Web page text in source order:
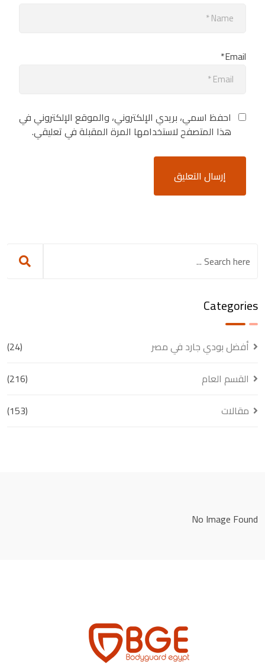
Email*
احفظ اسمي، بريدي الإلكتروني، والموقع الإلكتروني في
هذا المتصفح لاستخدامها المرة المقبلة في تعليقي.
Categories
أفضل بودي جارد في مصر
(24)
القسم العام
(216)
مقالات
(153)
No Image Found